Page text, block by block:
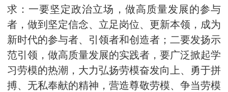
求：一要坚定政治立场，做高质量发展的参与
者，做到坚定信念、立足岗位、更新本领，成为
新时代的参与者、引领者和创造者；二要发扬示
范引领，做高质量发展的实践者，要广泛掀起学
习劳模的热潮，大力弘扬劳模奋发向上、勇于拼
搏、无私奉献的精神，营造尊敬劳模、争当劳模